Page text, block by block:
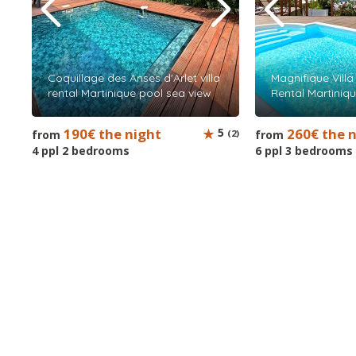
Coquillage des Anses d'Arlet villa
rental Martinique pool sea view
from 190€ the night
4 ppl 2 bedrooms
5 (2)
Magnifique
Rental
from 260€ the
6 ppl 3 bedrooms